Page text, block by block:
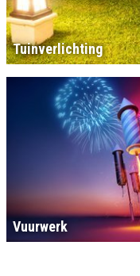
Tuinverlichting
Vuurwerk